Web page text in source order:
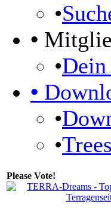
•
•
•
•
•
•
Please Vote!